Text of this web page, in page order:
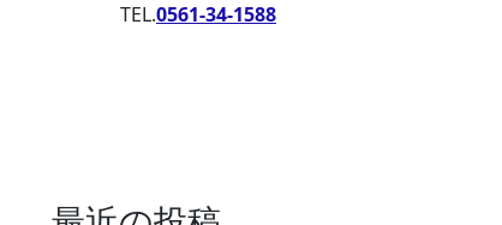
TEL.0561-34-1588